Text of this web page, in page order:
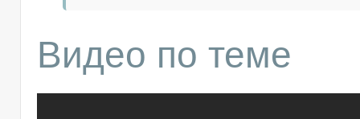
Видео по теме